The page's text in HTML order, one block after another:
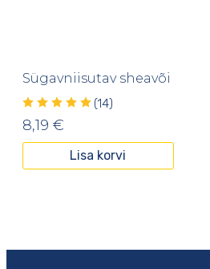
Sügavniisutav sheavõi
(14)
8,19 €
Lisa korvi